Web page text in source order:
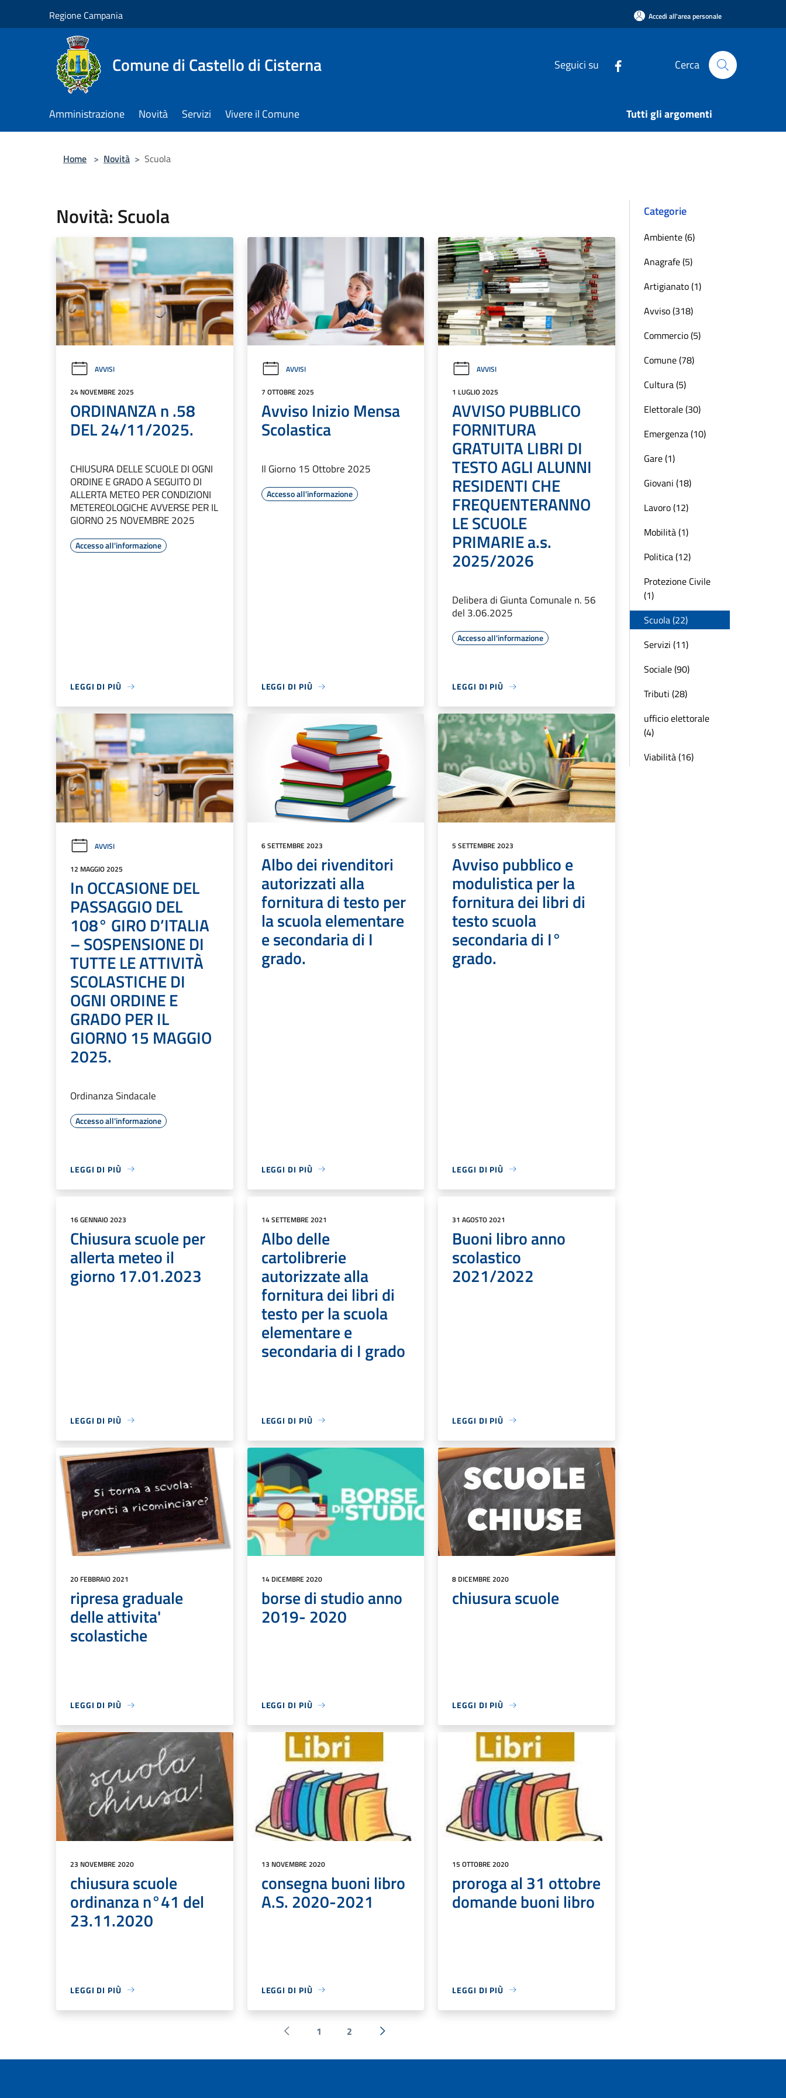
Regione Campania Accedi all'area personale
Comune di Castello di Cisterna Seguici su Cerca
Amministrazione Novità Servizi Vivere il Comune Tutti gli argomenti
Home > Novità > Scuola
Novità: Scuola
AVVISI
24 NOVEMBRE 2025
ORDINANZA n .58
DEL 24/11/2025.
CHIUSURA DELLE SCUOLE DI OGNI
ORDINE E GRADO A SEGUITO DI
ALLERTA METEO PER CONDIZIONI
METEREOLOGICHE AVVERSE PER IL
GIORNO 25 NOVEMBRE 2025
Accesso all'informazione
LEGGI DI PIÙ
AVVISI
7 OTTOBRE 2025
Avviso Inizio Mensa
Scolastica
Il Giorno 15 Ottobre 2025
Accesso all'informazione
LEGGI DI PIÙ
AVVISI
1 LUGLIO 2025
AVVISO PUBBLICO
FORNITURA
GRATUITA LIBRI DI
TESTO AGLI ALUNNI
RESIDENTI CHE
FREQUENTERANNO
LE SCUOLE
PRIMARIE a.s.
2025/2026
Delibera di Giunta Comunale n. 56
del 3.06.2025
Accesso all'informazione
LEGGI DI PIÙ
AVVISI
12 MAGGIO 2025
In OCCASIONE DEL
PASSAGGIO DEL
108° GIRO D’ITALIA
– SOSPENSIONE DI
TUTTE LE ATTIVITÀ
SCOLASTICHE DI
OGNI ORDINE E
GRADO PER IL
GIORNO 15 MAGGIO
2025.
Ordinanza Sindacale
Accesso all'informazione
LEGGI DI PIÙ
6 SETTEMBRE 2023
Albo dei rivenditori
autorizzati alla
fornitura di testo per
la scuola elementare
e secondaria di I
grado.
LEGGI DI PIÙ
5 SETTEMBRE 2023
Avviso pubblico e
modulistica per la
fornitura dei libri di
testo scuola
secondaria di I°
grado.
LEGGI DI PIÙ
16 GENNAIO 2023
Chiusura scuole per
allerta meteo il
giorno 17.01.2023
LEGGI DI PIÙ
14 SETTEMBRE 2021
Albo delle
cartolibrerie
autorizzate alla
fornitura dei libri di
testo per la scuola
elementare e
secondaria di I grado
LEGGI DI PIÙ
31 AGOSTO 2021
Buoni libro anno
scolastico
2021/2022
LEGGI DI PIÙ
20 FEBBRAIO 2021
ripresa graduale
delle attivita'
scolastiche
LEGGI DI PIÙ
14 DICEMBRE 2020
borse di studio anno
2019- 2020
LEGGI DI PIÙ
8 DICEMBRE 2020
chiusura scuole
LEGGI DI PIÙ
23 NOVEMBRE 2020
chiusura scuole
ordinanza n°41 del
23.11.2020
LEGGI DI PIÙ
13 NOVEMBRE 2020
consegna buoni libro
A.S. 2020-2021
LEGGI DI PIÙ
15 OTTOBRE 2020
proroga al 31 ottobre
domande buoni libro
LEGGI DI PIÙ
Pagina precedente
1 2
Successiva »
Categorie
Ambiente (6)
Anagrafe (5)
Artigianato (1)
Avviso (318)
Commercio (5)
Comune (78)
Cultura (5)
Elettorale (30)
Emergenza (10)
Gare (1)
Giovani (18)
Lavoro (12)
Mobilità (1)
Politica (12)
Protezione Civile
(1)
Scuola (22)
Servizi (11)
Sociale (90)
Tributi (28)
ufficio elettorale
(4)
Viabilità (16)